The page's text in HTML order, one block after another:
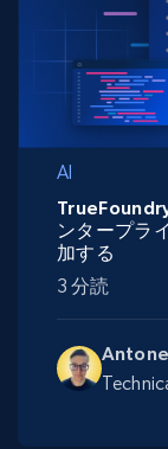
AI
ンタープラ
加する
3 分読